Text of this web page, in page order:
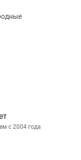
с 2004 года